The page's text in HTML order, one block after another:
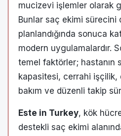
mucizevi işlemler olarak
Bunlar saç ekimi sürecini
planlandığında sonuca
modern uygulamalardır.
temel faktörler; hastanın
kapasitesi, cerrahi işçilik,
bakım ve düzenli takip
Este in Turkey, kök
destekli saç ekimi